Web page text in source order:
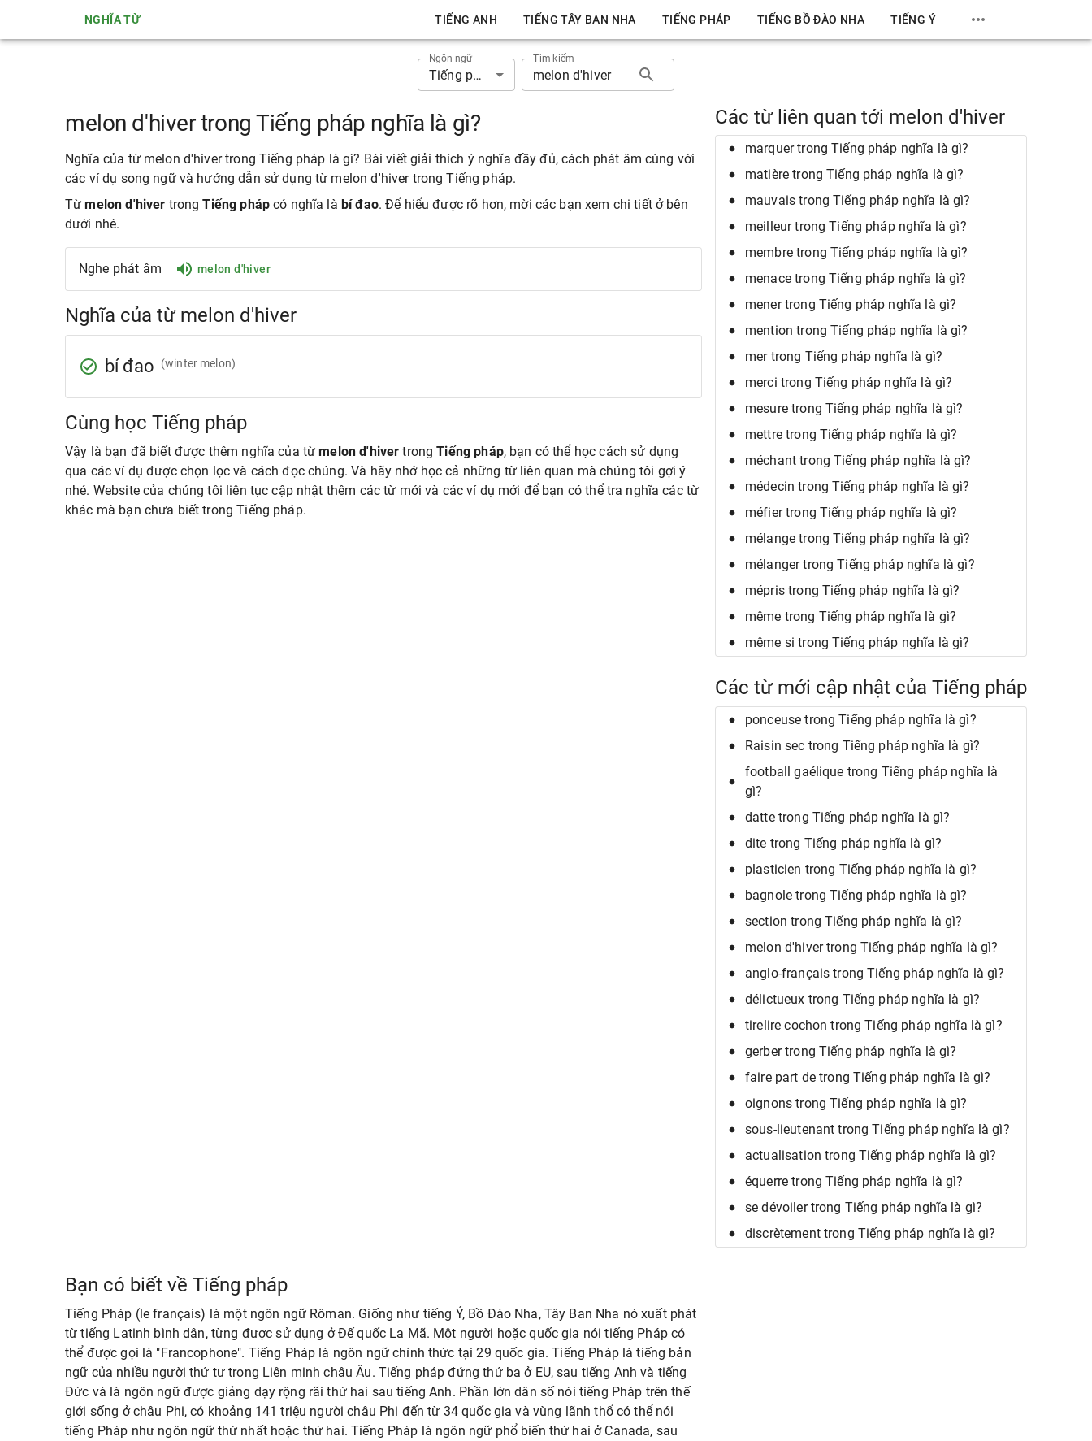
NGHĨA TỪ TIẾNG ANH TIẾNG TÂY BAN NHA TIẾNG PHÁP TIẾNG BỒ ĐÀO NHA TIẾNG Ý
Ngôn ngữ
Tiếng pháp
Tìm kiếm
melon d'hiver trong Tiếng pháp nghĩa là gì?
Nghĩa của từ melon d'hiver trong Tiếng pháp là gì? Bài viết giải thích ý nghĩa đầy đủ, cách phát âm cùng với
các ví dụ song ngữ và hướng dẫn sử dụng từ melon d'hiver trong Tiếng pháp.
Từmelon d'hiver trongTiếng phápcó nghĩa là bí đao. Để hiểu được rõ hơn, mời các bạn xem chi tiết ở bên
dưới nhé.
Nghe phát âm melon d'hiver
Nghĩa của từ melon d'hiver
bí đao (winter melon)
Cùng học Tiếng pháp
Vậy là bạn đã biết được thêm nghĩa của từmelon d'hiver trongTiếng pháp, bạn có thể học cách sử dụng
qua các ví dụ được chọn lọc và cách đọc chúng. Và hãy nhớ học cả những từ liên quan mà chúng tôi gợi ý
nhé. Website của chúng tôi liên tục cập nhật thêm các từ mới và các ví dụ mới để bạn có thể tra nghĩa các từ
khác mà bạn chưa biết trong Tiếng pháp.
Các từ liên quan tới melon d'hiver
marquer trong Tiếng pháp nghĩa là gì?
matière trong Tiếng pháp nghĩa là gì?
mauvais trong Tiếng pháp nghĩa là gì?
meilleur trong Tiếng pháp nghĩa là gì?
membre trong Tiếng pháp nghĩa là gì?
menace trong Tiếng pháp nghĩa là gì?
mener trong Tiếng pháp nghĩa là gì?
mention trong Tiếng pháp nghĩa là gì?
mer trong Tiếng pháp nghĩa là gì?
merci trong Tiếng pháp nghĩa là gì?
mesure trong Tiếng pháp nghĩa là gì?
mettre trong Tiếng pháp nghĩa là gì?
méchant trong Tiếng pháp nghĩa là gì?
médecin trong Tiếng pháp nghĩa là gì?
méfier trong Tiếng pháp nghĩa là gì?
mélange trong Tiếng pháp nghĩa là gì?
mélanger trong Tiếng pháp nghĩa là gì?
mépris trong Tiếng pháp nghĩa là gì?
même trong Tiếng pháp nghĩa là gì?
même si trong Tiếng pháp nghĩa là gì?
Các từ mới cập nhật của Tiếng pháp
ponceuse trong Tiếng pháp nghĩa là gì?
Raisin sec trong Tiếng pháp nghĩa là gì?
football gaélique trong Tiếng pháp nghĩa là
gì?
datte trong Tiếng pháp nghĩa là gì?
dite trong Tiếng pháp nghĩa là gì?
plasticien trong Tiếng pháp nghĩa là gì?
bagnole trong Tiếng pháp nghĩa là gì?
section trong Tiếng pháp nghĩa là gì?
melon d'hiver trong Tiếng pháp nghĩa là gì?
anglo-français trong Tiếng pháp nghĩa là gì?
délictueux trong Tiếng pháp nghĩa là gì?
tirelire cochon trong Tiếng pháp nghĩa là gì?
gerber trong Tiếng pháp nghĩa là gì?
faire part de trong Tiếng pháp nghĩa là gì?
oignons trong Tiếng pháp nghĩa là gì?
sous-lieutenant trong Tiếng pháp nghĩa là gì?
actualisation trong Tiếng pháp nghĩa là gì?
équerre trong Tiếng pháp nghĩa là gì?
se dévoiler trong Tiếng pháp nghĩa là gì?
discrètement trong Tiếng pháp nghĩa là gì?
Bạn có biết về Tiếng pháp
Tiếng Pháp (le français) là một ngôn ngữ Rôman. Giống như tiếng Ý, Bồ Đào Nha, Tây Ban Nha nó xuất phát
từ tiếng Latinh bình dân, từng được sử dụng ở Đế quốc La Mã. Một người hoặc quốc gia nói tiếng Pháp có
thể được gọi là "Francophone". Tiếng Pháp là ngôn ngữ chính thức tại 29 quốc gia. Tiếng Pháp là tiếng bản
ngữ của nhiều người thứ tư trong Liên minh châu Âu. Tiếng pháp đứng thứ ba ở EU, sau tiếng Anh và tiếng
Đức và là ngôn ngữ được giảng dạy rộng rãi thứ hai sau tiếng Anh. Phần lớn dân số nói tiếng Pháp trên thế
giới sống ở châu Phi, có khoảng 141 triệu người châu Phi đến từ 34 quốc gia và vùng lãnh thổ có thể nói
tiếng Pháp như ngôn ngữ thứ nhất hoặc thứ hai. Tiếng Pháp là ngôn ngữ phổ biến thứ hai ở Canada, sau